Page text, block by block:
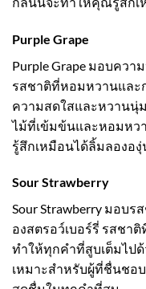
Purple Grape
Purple Grape มอบคว
รสชาติที่หอมหวานและ
ความสดใสและหวานนุ่
ไม้ที่เข้มข้นและหอมห
รู้สึกเหมือนได้ลิ้มลององุ่
Sour Strawberry
Sour Strawberry มอบ
องสตรอว์เบอร์รี่ รสชา
ทำให้ทุกคำที่สูบเต็มไป
เหมาะสำหรับผู้ที่ชื่นชอ